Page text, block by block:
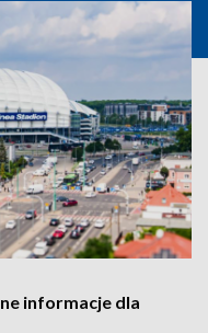
informacje dla